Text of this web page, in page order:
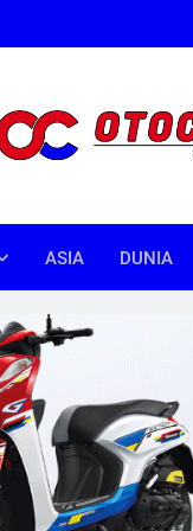
ASIA DUNIA